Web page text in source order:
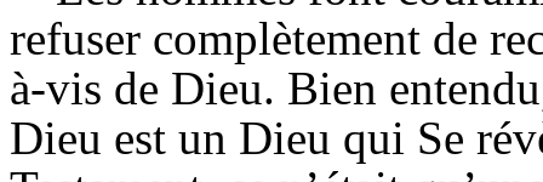
refuser complètement de
à-vis de Dieu. Bien
Dieu est un Dieu qui Se